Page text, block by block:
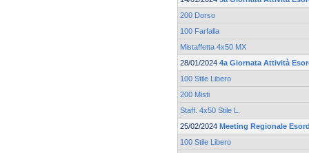
200 Dorso
100 Farfalla
Mistaffetta 4x50 MX
28/01/2024 4a Giornata Attività
100 Stile Libero
200 Misti
Staff. 4x50 Stile L.
25/02/2024 Meeting Regionale
100 Stile Libero